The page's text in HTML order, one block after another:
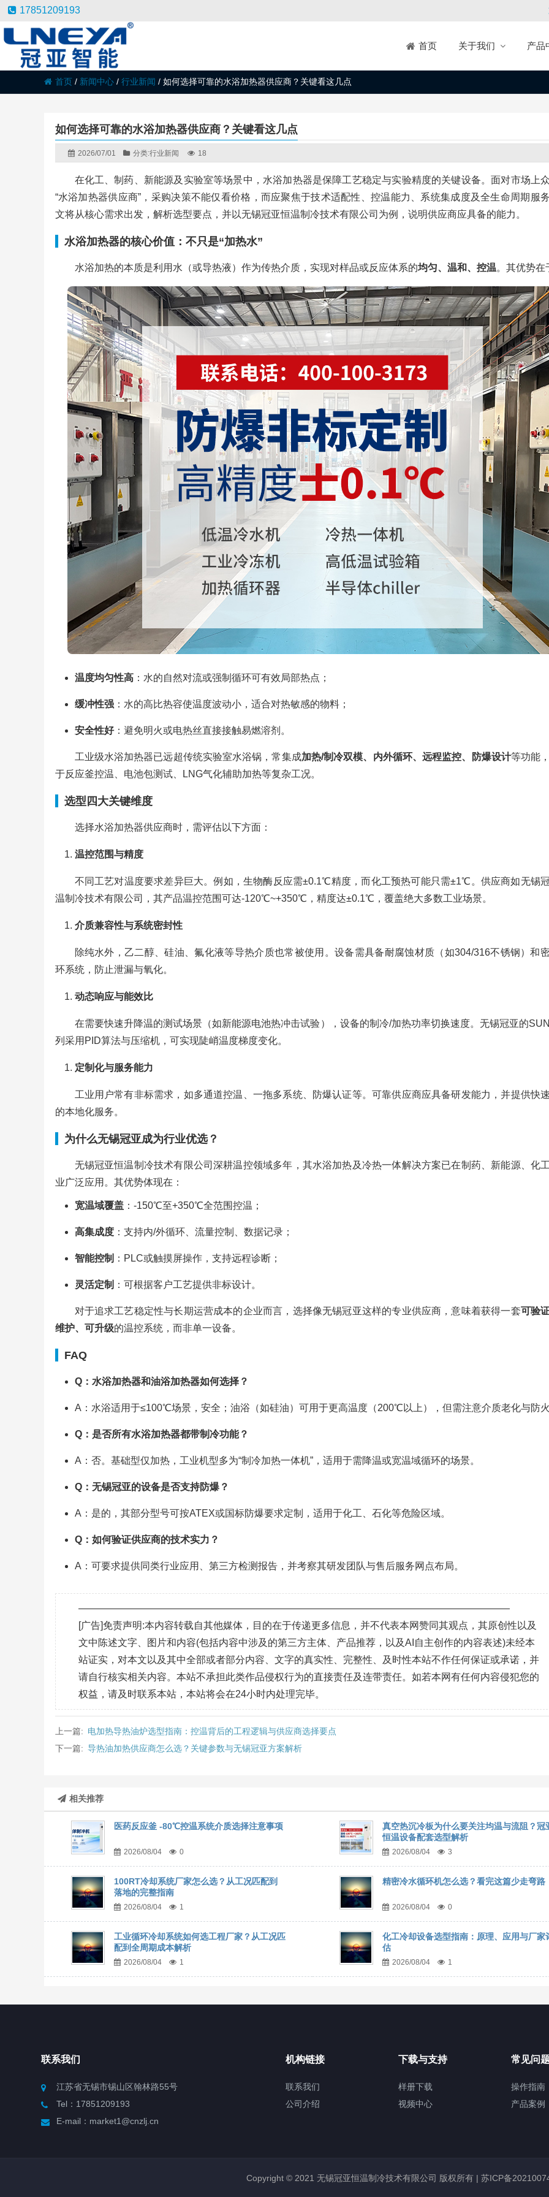
17851209193
首页 关于我们 产品
首页 / 新闻中心 / 行业新闻 / 如何选择可靠的水浴加热器供应商？关键看这几点
如何选择可靠的水浴加热器供应商？关键看这几点
2026/07/01 分类:行业新闻 18
在化工、制药、新能源及实验室等场景中，水浴加热器是保障工艺稳定与实验精度的关键设备。面对市场上
“水浴加热器供应商”，采购决策不能仅看价格，而应聚焦于技术适配性、控温能力、系统集成度及全生命周期服
文将从核心需求出发，解析选型要点，并以无锡冠亚恒温制冷技术有限公司为例，说明供应商应具备的能力。
水浴加热器的核心价值：不只是“加热水”
水浴加热的本质是利用水（或导热液）作为传热介质，实现对样品或反应体系的均匀、温和、控温。其优势在
温度均匀性高：水的自然对流或强制循环可有效局部热点；
缓冲性强：水的高比热容使温度波动小，适合对热敏感的物料；
安全性好：避免明火或电热丝直接接触易燃溶剂。
工业级水浴加热器已远超传统实验室水浴锅，常集成加热/制冷双模、内外循环、远程监控、防爆设计等功能
于反应釜控温、电池包测试、LNG气化辅助加热等复杂工况。
选型四大关键维度
选择水浴加热器供应商时，需评估以下方面：
温控范围与精度
不同工艺对温度要求差异巨大。例如，生物酶反应需±0.1℃精度，而化工预热可能只需±1℃。供应商如无锡
温制冷技术有限公司，其产品温控范围可达-120℃~+350℃，精度达±0.1℃，覆盖绝大多数工业场景。
介质兼容性与系统密封性
除纯水外，乙二醇、硅油、氟化液等导热介质也常被使用。设备需具备耐腐蚀材质（如304/316不锈钢）和
环系统，防止泄漏与氧化。
动态响应与能效比
在需要快速升降温的测试场景（如新能源电池热冲击试验），设备的制冷/加热功率切换速度。无锡冠亚的
列采用PID算法与压缩机，可实现陡峭温度梯度变化。
定制化与服务能力
工业用户常有非标需求，如多通道控温、一拖多系统、防爆认证等。可靠供应商应具备研发能力，并提供快
的本地化服务。
为什么无锡冠亚成为行业优选？
无锡冠亚恒温制冷技术有限公司深耕温控领域多年，其水浴加热及冷热一体解决方案已在制药、新能源、化
业广泛应用。其优势体现在：
宽温域覆盖：-150℃至+350℃全范围控温；
高集成度：支持内/外循环、流量控制、数据记录；
智能控制 ：PLC或触摸屏操作，支持远程诊断；
灵活定制 ：可根据客户工艺提供非标设计。
对于追求工艺稳定性与长期运营成本的企业而言，选择像无锡冠亚这样的专业供应商，意味着获得一套可验
维护、可升级的温控系统，而非单一设备。
FAQ
Q：水浴加热器和油浴加热器如何选择？
A：水浴适用于≤100℃场景，安全；油浴（如硅油）可用于更高温度（200℃以上），但需注意介质老化与防
Q：是否所有水浴加热器都带制冷功能？
A：否。基础型仅加热，工业机型多为“制冷加热一体机”，适用于需降温或宽温域循环的场景。
Q：无锡冠亚的设备是否支持防爆？
A：是的，其部分型号可按ATEX或国标防爆要求定制，适用于化工、石化等危险区域。
Q：如何验证供应商的技术实力？
A：可要求提供同类行业应用、第三方检测报告，并考察其研发团队与售后服务网点布局。
————————————————————————————————————————————
[广告]免责声明:本内容转载自其他媒体，目的在于传递更多信息，并不代表本网赞同其观点，其原创性以及
文中陈述文字、图片和内容(包括内容中涉及的第三方主体、产品推荐，以及AI自主创作的内容表述)未经本
站证实，对本文以及其中全部或者部分内容、文字的真实性、完整性、及时性本站不作任何保证或承诺，并
请自行核实相关内容。本站不承担此类作品侵权行为的直接责任及连带责任。如若本网有任何内容侵犯您的
权益，请及时联系本站，本站将会在24小时内处理完毕。
上一篇: 电加热导热油炉选型指南：控温背后的工程逻辑与供应商选择要点
下一篇: 导热油加热供应商怎么选？关键参数与无锡冠亚方案解析
相关推荐
医药反应釜 -80℃控温系统介质选择注意事项
2026/08/04 0
真空热沉冷板为什么要关注均温与流阻？冠
恒温设备配套选型解析
2026/08/04 3
100RT冷却系统厂家怎么选？从工况匹配到
落地的完整指南
2026/08/04 1
精密冷水循环机怎么选？看完这篇少走弯路
2026/08/04 0
工业循环冷却系统如何选工程厂家？从工况匹
配到全周期成本解析
2026/08/04 1
化工冷却设备选型指南：原理、应用与厂家
估
2026/08/04 1
联系我们
江苏省无锡市锡山区翰林路55号
Tel：17851209193
E-mail：market1@cnzlj.cn
机构链接
联系我们
公司介绍
下载与支持
样册下载
视频中心
常见问
操作指南
产品案例
Copyright © 2021 无锡冠亚恒温制冷技术有限公司 版权所有 | 苏ICP备